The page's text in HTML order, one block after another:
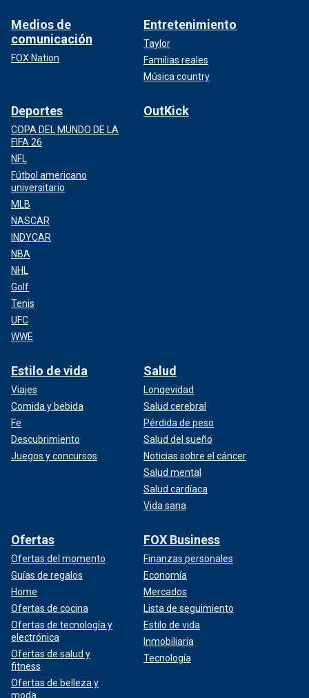
Medios de
comunicación
FOX Nation
Entretenimiento
Taylor
Familias reales
Música country
Deportes
COPA DEL MUNDO DE LA
FIFA 26
NFL
Fútbol americano
universitario
MLB
NASCAR
INDYCAR
NBA
NHL
Golf
Tenis
UFC
WWE
OutKick
Estilo de vida
Viajes
Comida y bebida
Fe
Descubrimiento
Juegos y concursos
Salud
Longevidad
Salud cerebral
Pérdida de peso
Salud del sueño
Noticias sobre el cáncer
Salud mental
Salud cardíaca
Vida sana
Ofertas
Ofertas del momento
Guías de regalos
Home
Ofertas de cocina
Ofertas de tecnología y
electrónica
Ofertas de salud y
fitness
Ofertas de belleza y
moda
FOX Business
Finanzas personales
Economía
Mercados
Lista de seguimiento
Estilo de vida
Inmobiliaria
Tecnología